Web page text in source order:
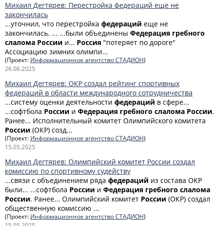
Михаил Дегтярев: Перестройка федераций еще не
закончилась
...уточнил, что перестройка федераций еще не
закончилась. ... ...были объединены Федерация гребного
слалома России и... Россия "потеряет по дороге"
Ассоциацию зимних олимпи...
(Проект: Информационное агентство СТАДИОН)
26.06.2025
Михаил Дегтярев: ОКР создал рейтинг спортивных
федераций в области международного сотрудничества
...систему оценки деятельности федераций в сфере...
...софтбола России и Федерация гребного слалома России.
Ранее... Исполнительный комитет Олимпийского комитета
России (ОКР) созд...
(Проект: Информационное агентство СТАДИОН)
15.05.2025
Михаил Дегтярев: Олимпийский комитет России создал
комиссию по спортивному судейству
...связи с объединением ряда федераций из состава ОКР
были... ...софтбола России и Федерация гребного слалома
России. Ранее... Олимпийский комитет России (ОКР) создал
общественную комиссию ...
(Проект: Информационное агентство СТАДИОН)